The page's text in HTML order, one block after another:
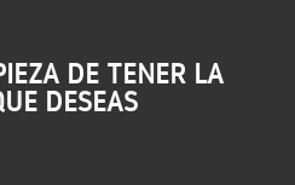
DE TENER LA
DESEAS